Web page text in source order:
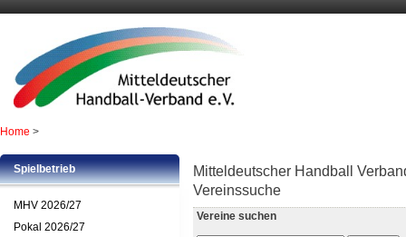
Home >
Spielbetrieb
MHV 2026/27
Pokal 2026/27
Mitteldeutscher Handball
Vereinssuche
Vereine suchen